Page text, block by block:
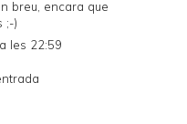
breu, encara que
;-)
les 22:59